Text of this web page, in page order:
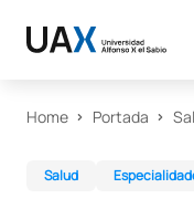
Home Portada
Salud